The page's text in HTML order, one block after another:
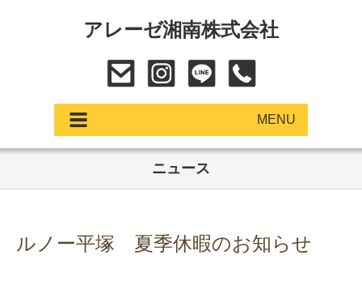
アレーゼ湘南株式会社
MENU
中古車
ニュース
ルノー平塚 夏季休暇のお知らせ